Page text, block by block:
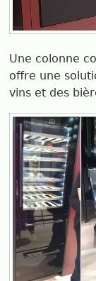
Une colonne
offre une
vins et des